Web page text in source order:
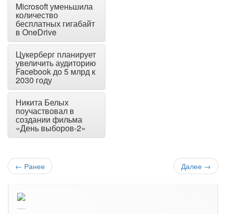
Microsoft уменьшила
количество
бесплатных гигабайт
в OneDrive
Цукерберг планирует
увеличить аудиторию
Facebook до 5 млрд к
2030 году
Никита Белых
поучаствовал в
создании фильма
«День выборов-2»
← Ранее Далее →